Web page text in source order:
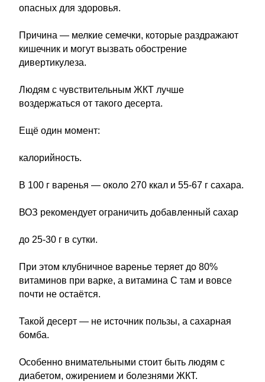
опасных для здоровья.
Причина — мелкие семечки, которые раздражают
кишечник и могут вызвать обострение
дивертикулеза.
Людям с чувствительным ЖКТ лучше
воздержаться от такого десерта.
Ещё один момент:
калорийность.
В 100 г варенья — около 270 ккал и 55-67 г сахара.
ВОЗ рекомендует ограничить добавленный сахар
до 25-30 г в сутки.
При этом клубничное варенье теряет до 80%
витаминов при варке, а витамина С там и вовсе
почти не остаётся.
Такой десерт — не источник пользы, а сахарная
бомба.
Особенно внимательными стоит быть людям с
диабетом, ожирением и болезнями ЖКТ.